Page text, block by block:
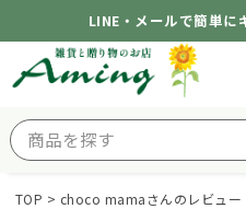
LINE・メールで簡単に
TOP choco mamaさんのレビュー